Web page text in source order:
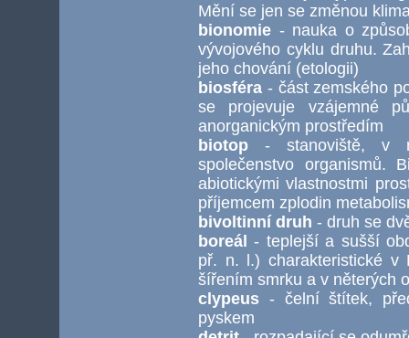
Mění se jen se změnou
bionomie - nauka o
vývojového cyklu druhu.
jeho chování (etologii)
biosféra - část zemského
se projevuje vzájemné
anorganickým prostředím
biotop - stanoviště, v
společenstvo organismů.
abiotickými vlastnostmi
příjemcem zplodin
bivoltinní druh - druh se
boreál - teplejší a sušší
př. n. l.) charakteristické v
šířením smrku a v něterých
clypeus - čelní štítek,
pyskem